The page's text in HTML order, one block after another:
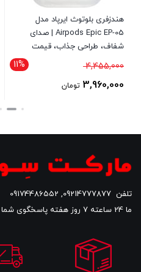
هندزفری بلوتوث ایرپاد مدل
Airpods Epic EP-05 | صدای
شفاف، طراحی جذاب، قیمت
اقتصادی
11% 4,455,000قیمت
اصلی3,960,000 تومان
3,960,000 تومان
تلفن 09214777877
,
09174486552
ما 24 ساعته 7 روز هفته پاسخگوی شما هستیم.